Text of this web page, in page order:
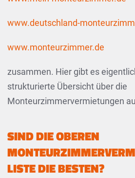
www.deutschland-
www.monteurzimmer.de
zusammen. Hier gibt es
strukturierte Übersicht über die
Monteurzimmervermietungen
SIND DIE OBEREN
LISTE DIE BESTEN?